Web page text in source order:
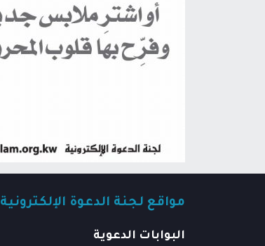
مواقع لجنة الدعوة الإلكترونية
البوابات الدعوية